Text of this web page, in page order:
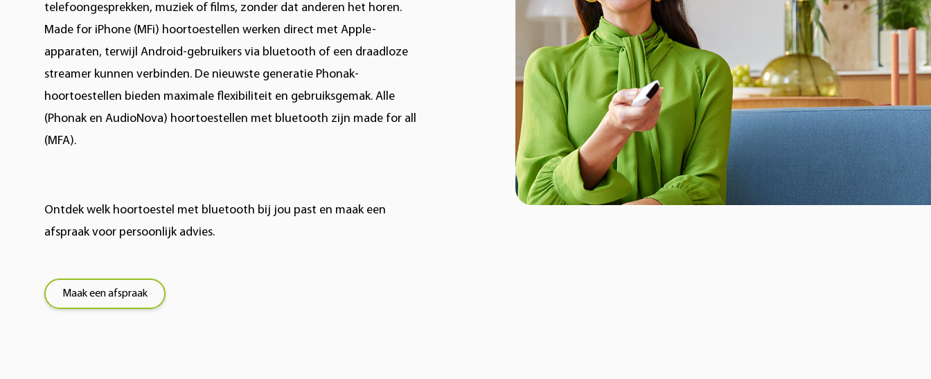
telefoongesprekken, muziek of films, zonder dat anderen het horen.
Made for iPhone (MFi) hoortoestellen werken direct met Apple-
apparaten, terwijl Android-gebruikers via bluetooth of een draadloze
streamer kunnen verbinden. De nieuwste generatie Phonak-
hoortoestellen bieden maximale flexibiliteit en gebruiksgemak. Alle
(Phonak en AudioNova) hoortoestellen met bluetooth zijn made for all
(MFA).
Ontdek welk hoortoestel met bluetooth bij jou past en maak een
afspraak voor persoonlijk advies.
Maak een afspraak